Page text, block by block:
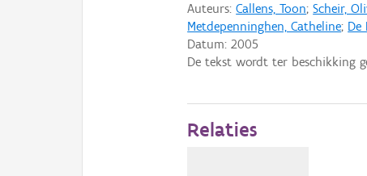
Auteurs:Callens, Toon;Scheir,
Metdepenninghen, Catheline; De
Datum:2005
De tekst wordt ter beschikking
Relaties